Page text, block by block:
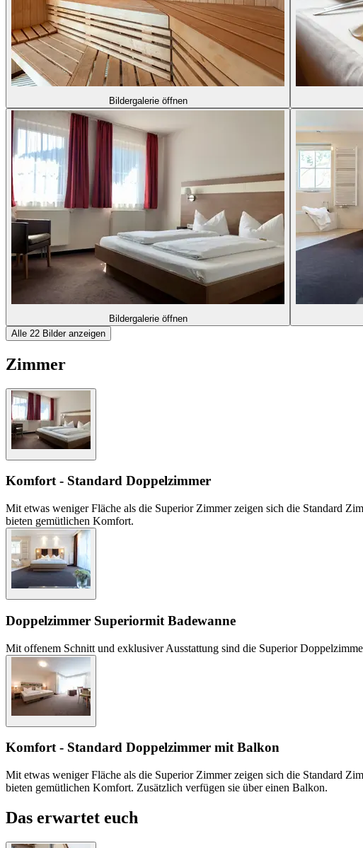
Bildergalerie öffnen
Bildergalerie öffnen
Alle 22 Bilder anzeigen
Zimmer
Komfort - Standard Doppelzimmer
Mit etwas weniger Fläche als die Superior Zimmer zeigen sich die Standard
bieten gemütlichen Komfort.
Doppelzimmer Superiormit Badewanne
Mit offenem Schnitt und exklusiver Ausstattung sind die Superior
Komfort - Standard Doppelzimmer mit Balkon
Mit etwas weniger Fläche als die Superior Zimmer zeigen sich die Standard
bieten gemütlichen Komfort. Zusätzlich verfügen sie über einen Balkon.
Das erwartet euch